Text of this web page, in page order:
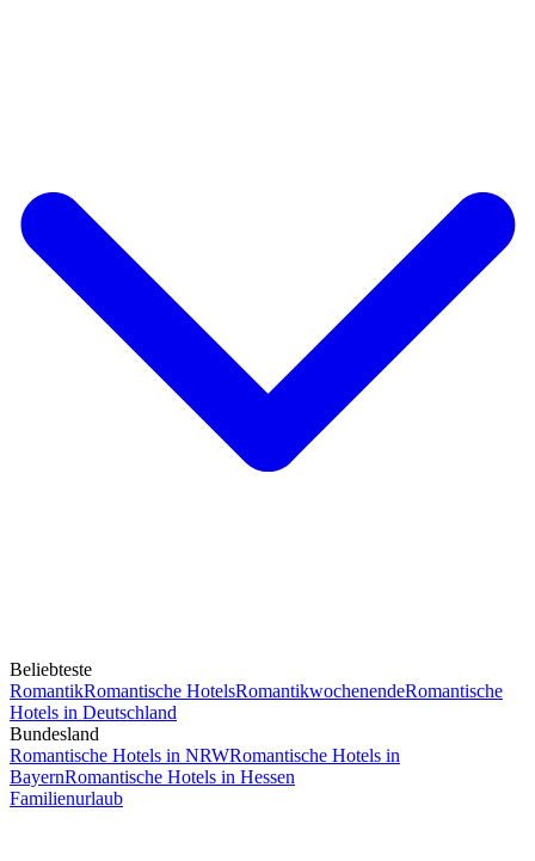
Beliebteste
RomantikRomantische HotelsRomantikwochenendeRomantische
Hotels in Deutschland
Bundesland
Romantische Hotels in NRWRomantische Hotels in
BayernRomantische Hotels in Hessen
Familienurlaub